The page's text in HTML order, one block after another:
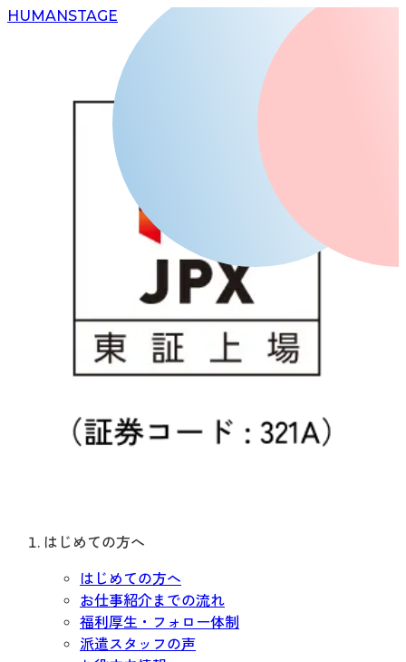
HUMANSTAGE
はじめての方へ
はじめての方へ
お仕事紹介までの流れ
福利厚生・フォロー体制
派遣スタッフの声